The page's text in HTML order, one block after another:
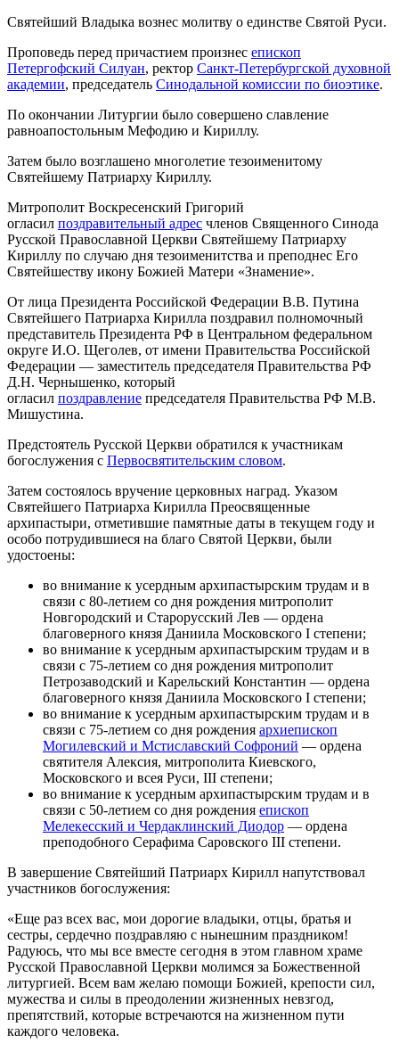
Святейший Владыка вознес молитву о единстве Святой Руси.
Проповедь перед причастием произнес епископ
Петергофский Силуан, ректор Санкт-Петербургской духовной
академии, председатель Синодальной комиссии по биоэтике.
По окончании Литургии было совершено славление
равноапостольным Мефодию и Кириллу.
Затем было возглашено многолетие тезоименитому
Святейшему Патриарху Кириллу.
Митрополит Воскресенский Григорий
огласил поздравительный адрес членов Священного Синода
Русской Православной Церкви Святейшему Патриарху
Кириллу по случаю дня тезоименитства и преподнес Его
Святейшеству икону Божией Матери «Знамение».
От лица Президента Российской Федерации В.В. Путина
Святейшего Патриарха Кирилла поздравил полномочный
представитель Президента РФ в Центральном федеральном
округе И.О. Щеголев, от имени Правительства Российской
Федерации — заместитель председателя Правительства РФ
Д.Н. Чернышенко, который
огласил поздравление председателя Правительства РФ М.В.
Мишустина.
Предстоятель Русской Церкви обратился к участникам
богослужения с Первосвятительским словом.
Затем состоялось вручение церковных наград. Указом
Святейшего Патриарха Кирилла Преосвященные
архипастыри, отметившие памятные даты в текущем году и
особо потрудившиеся на благо Святой Церкви, были
удостоены:
во внимание к усердным архипастырским трудам и в
связи с 80-летием со дня рождения митрополит
Новгородский и Старорусский Лев — ордена
благоверного князя Даниила Московского I степени;
во внимание к усердным архипастырским трудам и в
связи с 75-летием со дня рождения митрополит
Петрозаводский и Карельский Константин — ордена
благоверного князя Даниила Московского I степени;
во внимание к усердным архипастырским трудам и в
связи с 75-летием со дня рождения архиепископ
Могилевский и Мстиславский Софроний — ордена
святителя Алексия, митрополита Киевского,
Московского и всея Руси, III степени;
во внимание к усердным архипастырским трудам и в
связи с 50-летием со дня рождения епископ
Мелекесский и Чердаклинский Диодор — ордена
преподобного Серафима Саровского III степени.
В завершение Святейший Патриарх Кирилл напутствовал
участников богослужения:
«Еще раз всех вас, мои дорогие владыки, отцы, братья и
сестры, сердечно поздравляю с нынешним праздником!
Радуюсь, что мы все вместе сегодня в этом главном храме
Русской Православной Церкви молимся за Божественной
литургией. Всем вам желаю помощи Божией, крепости сил,
мужества и силы в преодолении жизненных невзгод,
препятствий, которые встречаются на жизненном пути
каждого человека.